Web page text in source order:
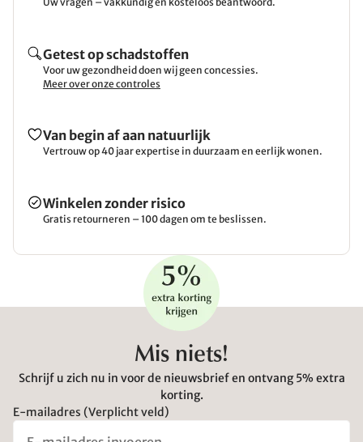
Getest op schadstoffen
Voor uw gezondheid doen wij geen concessies.
Meer over onze controles
Van begin af aan natuurlijk
Vertrouw op 40 jaar expertise in duurzaam en eerlijk wonen.
Winkelen zonder risico
Gratis retourneren – 100 dagen om te beslissen.
Mis niets!
Schrijf u zich nu in voor de nieuwsbrief en ontvang 5% extra
korting.
E-mailadres (Verplicht veld)